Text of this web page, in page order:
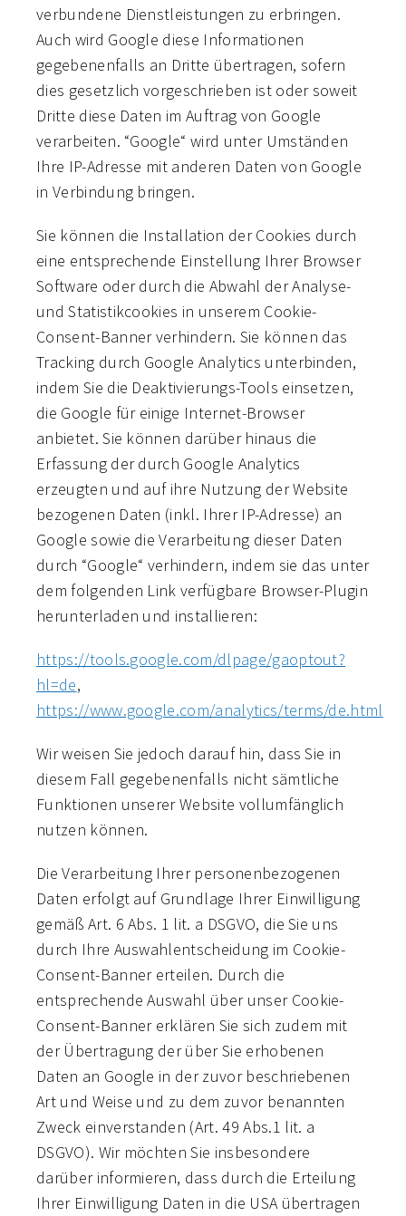
verbundene Dienstleistungen zu erbringen.
Auch wird Google diese Informationen
gegebenenfalls an Dritte übertragen, sofern
dies gesetzlich vorgeschrieben ist oder soweit
Dritte diese Daten im Auftrag von Google
verarbeiten. “Google“ wird unter Umständen
Ihre IP-Adresse mit anderen Daten von Google
in Verbindung bringen.
Sie können die Installation der Cookies durch
eine entsprechende Einstellung Ihrer Browser
Software oder durch die Abwahl der Analyse-
und Statistikcookies in unserem Cookie-
Consent-Banner verhindern. Sie können das
Tracking durch Google Analytics unterbinden,
indem Sie die Deaktivierungs-Tools einsetzen,
die Google für einige Internet-Browser
anbietet. Sie können darüber hinaus die
Erfassung der durch Google Analytics
erzeugten und auf ihre Nutzung der Website
bezogenen Daten (inkl. Ihrer IP-Adresse) an
Google sowie die Verarbeitung dieser Daten
durch “Google“ verhindern, indem sie das unter
dem folgenden Link verfügbare Browser-Plugin
herunterladen und installieren:
https://tools.google.com/dlpage/gaoptout?
hl=de,
https://www.google.com/analytics/terms/de.html
Wir weisen Sie jedoch darauf hin, dass Sie in
diesem Fall gegebenenfalls nicht sämtliche
Funktionen unserer Website vollumfänglich
nutzen können.
Die Verarbeitung Ihrer personenbezogenen
Daten erfolgt auf Grundlage Ihrer Einwilligung
gemäß Art. 6 Abs. 1 lit. a DSGVO, die Sie uns
durch Ihre Auswahlentscheidung im Cookie-
Consent-Banner erteilen. Durch die
entsprechende Auswahl über unser Cookie-
Consent-Banner erklären Sie sich zudem mit
der Übertragung der über Sie erhobenen
Daten an Google in der zuvor beschriebenen
Art und Weise und zu dem zuvor benannten
Zweck einverstanden (Art. 49 Abs.1 lit. a
DSGVO). Wir möchten Sie insbesondere
darüber informieren, dass durch die Erteilung
Ihrer Einwilligung Daten in die USA übertragen